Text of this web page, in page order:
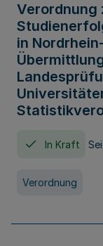
Verordnung
in
In Kraft
Verordnung